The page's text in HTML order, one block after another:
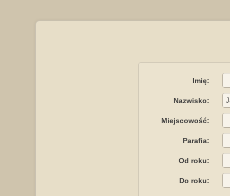
Imię:
Nazwisko:
Miejscowość:
Parafia:
Od roku:
Do roku: